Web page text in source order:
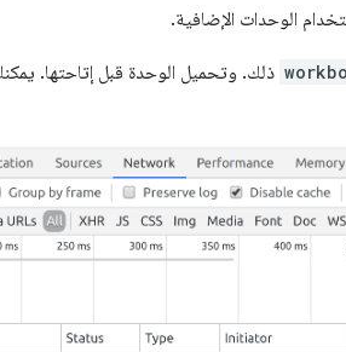
الوحدات الإضافية.
ذلك. وتحميل الوحدة قبل إتاحتها.